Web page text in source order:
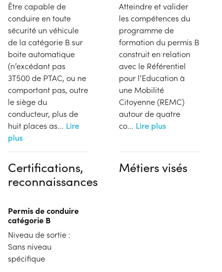
Être capable de
conduire en toute
sécurité un véhicule
de la catégorie B sur
boite automatique
(n’excédant pas
3T500 de PTAC, ou ne
comportant pas, outre
le siège du
conducteur, plus de
huit places as... Lire
plus
Atteindre et valider
les compétences du
programme de
formation du permis B
construit en relation
avec le Référentiel
pour l’Education à
une Mobilité
Citoyenne (REMC)
autour de quatre
co... Lire plus
Certifications,
reconnaissances
Permis de conduire
catégorie B
Niveau de sortie :
Sans niveau
spécifique
Métiers visés